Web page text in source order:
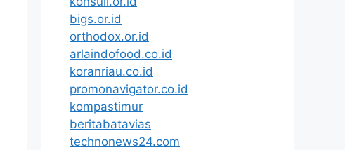
bigs.or.id
orthodox.or.id
arlaindofood.co.id
koranriau.co.id
promonavigator.co.id
kompastimur
beritabatavias
technonews24.com